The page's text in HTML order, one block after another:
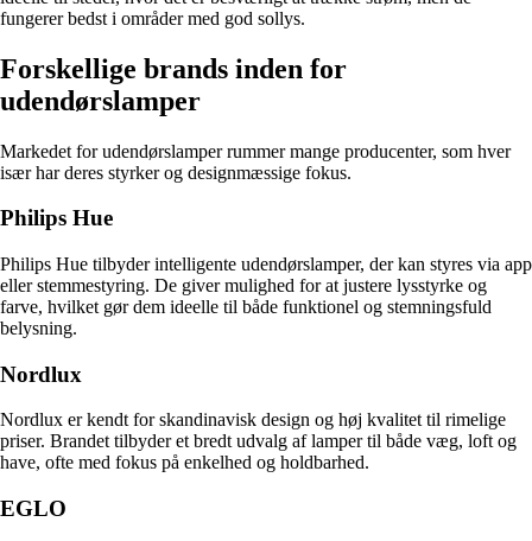
fungerer bedst i områder med god sollys.
Forskellige brands inden for
udendørslamper
Markedet for udendørslamper rummer mange producenter, som hver
især har deres styrker og designmæssige fokus.
Philips Hue
Philips Hue tilbyder intelligente udendørslamper, der kan styres via app
eller stemmestyring. De giver mulighed for at justere lysstyrke og
farve, hvilket gør dem ideelle til både funktionel og stemningsfuld
belysning.
Nordlux
Nordlux er kendt for skandinavisk design og høj kvalitet til rimelige
priser. Brandet tilbyder et bredt udvalg af lamper til både væg, loft og
have, ofte med fokus på enkelhed og holdbarhed.
EGLO